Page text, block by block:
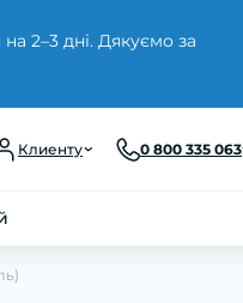
2–3 дні. Дякуємо за
Клиенту 0 800 335 063